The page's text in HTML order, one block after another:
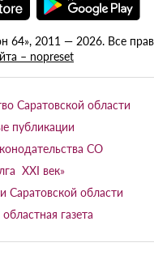
64», 2011 — 2026. Все
– nopreset
Саратовской области
публикации
СО
XXI век»
Саратовской области
газета